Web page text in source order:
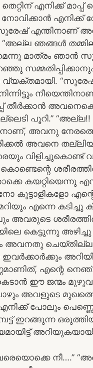
എനിക്ക്
എനിക്ക്
എന്തിനാണ്
“അല്ല ഞങ്ങൾ
മാത്രം ഞാൻ
തീർക്കാൻ
പൂറി.” “അല്ല!!
അവനു
അവനെ
കയറ്റിയെന്നു
കൂട്ടാളികളോ
എന്നെ കടിച്ചു
അവരുടെ
കെട്ടുന്നു
അവനതു
എന്റെ
ഈ ജന്മം
അവളുടെ
പോലും
ഇറങ്ങുന്ന
നീ….”